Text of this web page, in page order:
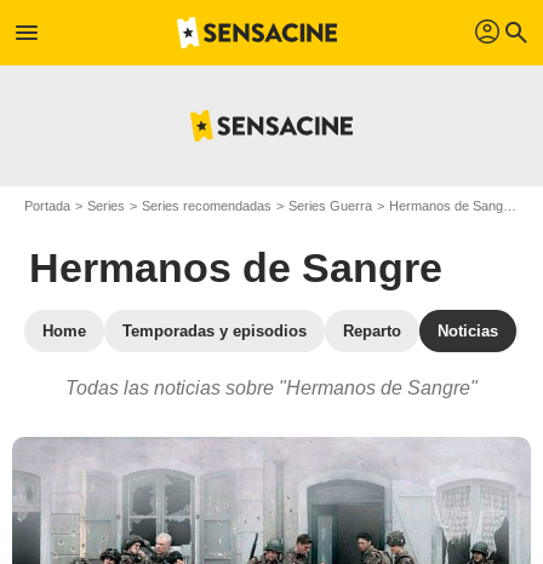
menu profil search
Portada Series Series recomendadas Series Guerra Hermanos de Sangre
Hermanos de Sangre
Home Temporadas y episodios Reparto Noticias
Todas las noticias sobre "Hermanos de Sangre"